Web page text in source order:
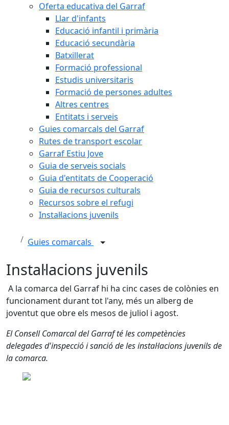
Oferta educativa del Garraf
Llar d'infants
Educació infantil i primària
Educació secundària
Batxillerat
Formació professional
Estudis universitaris
Formació de persones adultes
Altres centres
Entitats i serveis
Guies comarcals del Garraf
Rutes de transport escolar
Garraf Estiu Jove
Guia de serveis socials
Guia d'entitats de Cooperació
Guia de recursos culturals
Recursos sobre el refugi
Instal·lacions juvenils
Guies comarcals
Instal·lacions juvenils
A la comarca del Garraf hi ha cinc cases de colònies en
funcionament durant tot l'any, més un alberg de
joventut que obre els mesos de juliol i agost.
El Consell Comarcal del Garraf té les competències
delegades d'inspecció i sanció de les instal·lacions juvenils de
la comarca.